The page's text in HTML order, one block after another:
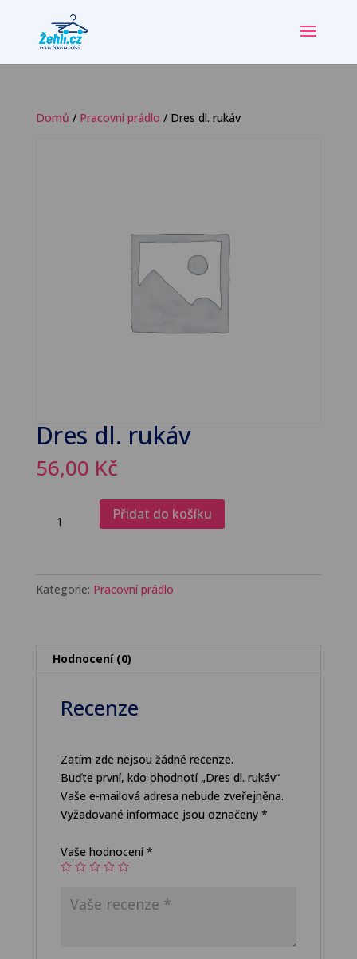
Domů / Pracovní prádlo / Dres dl. rukáv
Dres dl. rukáv
56,00 Kč
Přidat do košíku
Kategorie: Pracovní prádlo
Hodnocení (0)
Recenze
Zatím zde nejsou žádné recenze.
Buďte první, kdo ohodnotí „Dres dl. rukáv“
Vaše e-mailová adresa nebude zveřejněna.
Vyžadované informace jsou označeny *
Vaše hodnocení*